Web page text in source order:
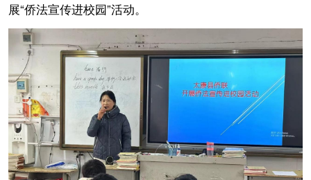
展“侨法宣传进校园”活动。